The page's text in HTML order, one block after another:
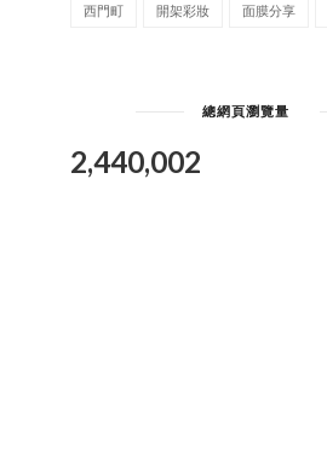
西門町 開架彩妝 面膜分享
總網頁瀏覽量
2,440,002